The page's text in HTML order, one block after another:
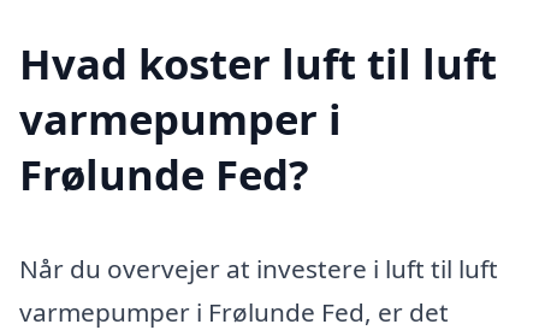
Hvad koster luft til luft
varmepumper i
Frølunde Fed?
Når du overvejer at investere i luft til luft
varmepumper i Frølunde Fed, er det